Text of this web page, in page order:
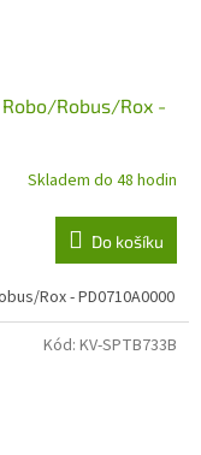
Robus/Rox -
Skladem do 48 hodin
Do košíku
Rox - PD0710A0000
Kód: KV-SPTB733B